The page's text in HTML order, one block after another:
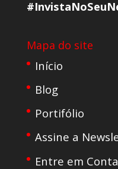
Mapa do site
Início
Blog
Portifólio
Assine a
Entre em